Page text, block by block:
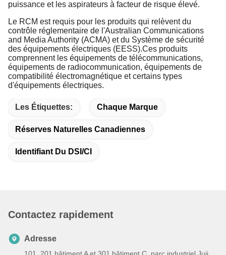
puissance et les aspirateurs à facteur de risque élevé.
Le RCM est requis pour les produits qui relèvent du
contrôle réglementaire de l'Australian Communications
and Media Authority (ACMA) et du Système de sécurité
des équipements électriques (EESS).Ces produits
comprennent les équipements de télécommunications,
équipements de radiocommunication, équipements de
compatibilité électromagnétique et certains types
d'équipements électriques.
Les Étiquettes: Chaque Marque
Réserves Naturelles Canadiennes
Identifiant Du DSI/CI
Contactez rapidement
Adresse